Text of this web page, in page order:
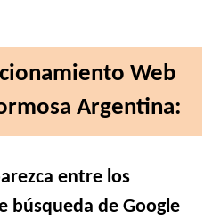
Web
Argentina:
entre los
búsqueda de Google